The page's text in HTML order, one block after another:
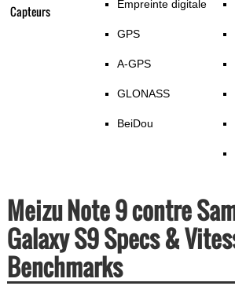
Capteurs Empreinte digitale
GPS
A-GPS
GLONASS
BeiDou
Meizu Note 9 contre
Galaxy S9 Specs &
Benchmarks